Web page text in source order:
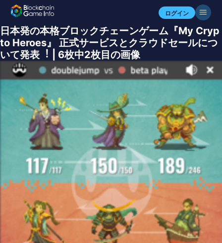
ログイン
⽇本発の本格ブロックチェーンゲーム『My Cryp
to Heroes』 正式サービスとクラウドセールにつ
いて発表︕ | 6枚中2枚目の画像